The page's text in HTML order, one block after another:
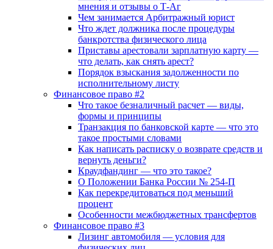
мнения и отзывы о Т-Аг
Чем занимается Арбитражный юрист
Что ждет должника после процедуры
банкротства физического лица
Приставы арестовали зарплатную карту —
что делать, как снять арест?
Порядок взыскания задолженности по
исполнительному листу
Финансовое право #2
Что такое безналичный расчет — виды,
формы и принципы
Транзакция по банковской карте — что это
такое простыми словами
Как написать расписку о возврате средств и
вернуть деньги?
Краудфандинг — что это такое?
О Положении Банка России № 254-П
Как перекредитоваться под меньший
процент
Особенности межбюджетных трансфертов
Финансовое право #3
Лизинг автомобиля — условия для